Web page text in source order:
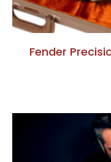
Fender